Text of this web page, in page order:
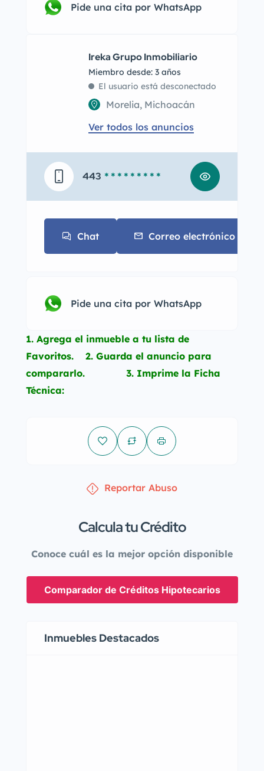
Pide una cita por WhatsApp
Ireka Grupo Inmobiliario
Miembro desde: 3 años
El usuario está desconectado
Morelia, Michoacán
Ver todos los anuncios
443 * * * * * * * * *
Chat Correo electrónico
Pide una cita por WhatsApp
1. Agrega el inmueble a tu lista de
Favoritos. 2. Guarda el anuncio para
compararlo. 3. Imprime la Ficha
Técnica:
Reportar Abuso
Calcula tu Crédito
Conoce cuál es la mejor opción disponible
Comparador de Créditos Hipotecarios
Inmuebles Destacados